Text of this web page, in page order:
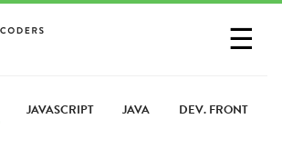
☰
PARTAGER UN LIEN
JAVASCRIPT JAVA DEV. FRONT